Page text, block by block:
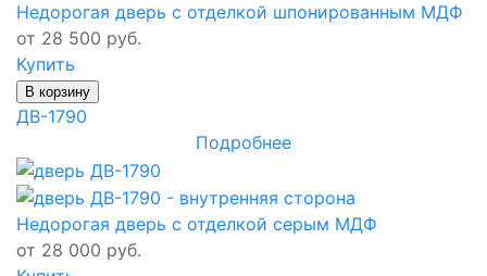
Недорогая дверь с отделкой шпонированным МДФ
от 28 500 руб.
Купить
В корзину
ДВ-1790
Подробнее
Недорогая дверь с отделкой серым МДФ
от 28 000 руб.